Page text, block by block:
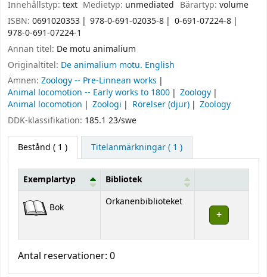
Innehållstyp: text Medietyp: unmediated Bärartyp: volume
ISBN: 0691020353 978-0-691-02035-8
0-691-07224-8
978-0-691-07224-1
Annan titel: De motu animalium
Originaltitel: De animalium motu. English
Ämnen: Zoology -- Pre-Linnean works
Animal locomotion -- Early works to 1800
Zoology
Animal locomotion
Zoologi Rörelser (djur)
Zoology
DDK-klassifikation: 185.1 23/swe
Bestånd ( 1 ) Titelanmärkningar ( 1 )
Bestånd
Exemplartyp Bibliotek
Bok Orkanenbiblioteket
Antal reservationer: 0